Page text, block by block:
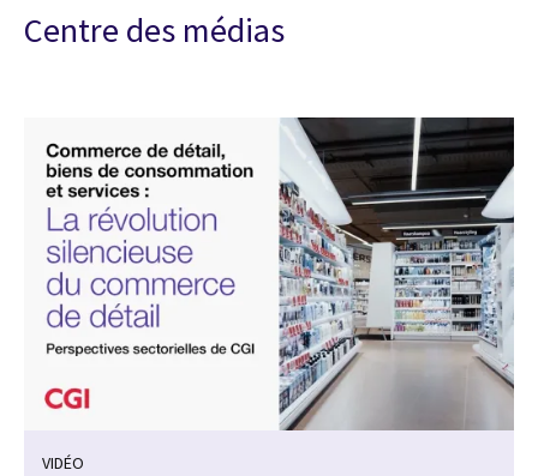
Centre des médias
VIDÉO